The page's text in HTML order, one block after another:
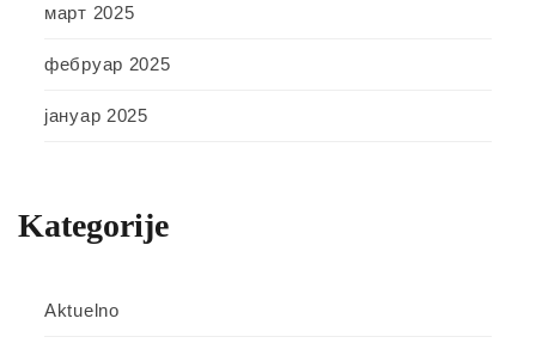
март 2025
фебруар 2025
јануар 2025
Kategorije
Aktuelno